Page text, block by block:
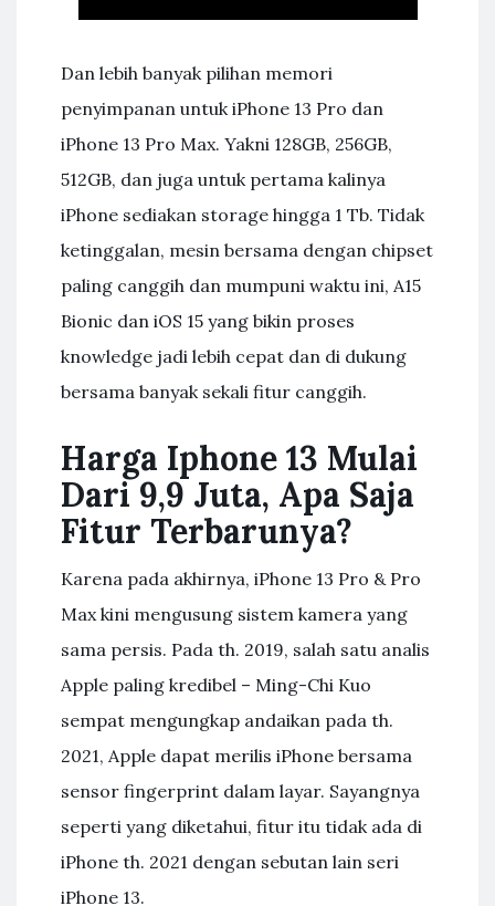
Dan lebih banyak pilihan memori
penyimpanan untuk iPhone 13 Pro dan
iPhone 13 Pro Max. Yakni 128GB, 256GB,
512GB, dan juga untuk pertama kalinya
iPhone sediakan storage hingga 1 Tb. Tidak
ketinggalan, mesin bersama dengan chipset
paling canggih dan mumpuni waktu ini, A15
Bionic dan iOS 15 yang bikin proses
knowledge jadi lebih cepat dan di dukung
bersama banyak sekali fitur canggih.
Harga Iphone 13 Mulai
Dari 9,9 Juta, Apa Saja
Fitur Terbarunya?
Karena pada akhirnya, iPhone 13 Pro & Pro
Max kini mengusung sistem kamera yang
sama persis. Pada th. 2019, salah satu analis
Apple paling kredibel – Ming-Chi Kuo
sempat mengungkap andaikan pada th.
2021, Apple dapat merilis iPhone bersama
sensor fingerprint dalam layar. Sayangnya
seperti yang diketahui, fitur itu tidak ada di
iPhone th. 2021 dengan sebutan lain seri
iPhone 13.